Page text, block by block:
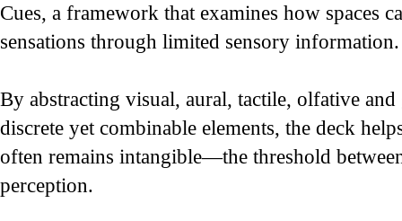
Cues, a framework that examines how spaces
sensations through limited sensory information.
By abstracting visual, aural, tactile, olfative
discrete yet combinable elements, the deck
often remains intangible—the threshold
perception.